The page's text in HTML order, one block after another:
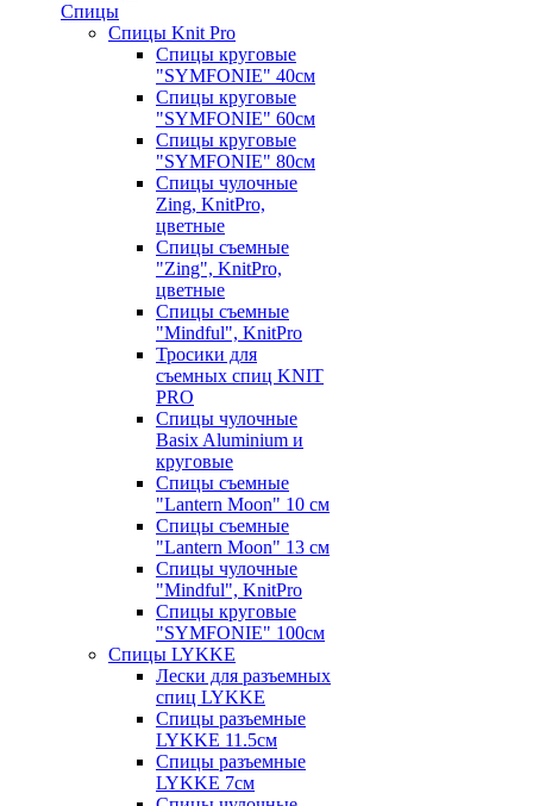
Спицы
Спицы Knit Pro
Спицы круговые
"SYMFONIE" 40см
Спицы круговые
"SYMFONIE" 60см
Спицы круговые
"SYMFONIE" 80см
Спицы чулочные
Zing, KnitPro,
цветные
Спицы съемные
"Zing", KnitPro,
цветные
Спицы съемные
"Mindful", KnitPro
Тросики для
съемных спиц KNIT
PRO
Спицы чулочные
Basix Aluminium и
круговые
Спицы съемные
"Lantern Moon" 10 см
Спицы съемные
"Lantern Moon" 13 см
Спицы чулочные
"Mindful", KnitPro
Спицы круговые
"SYMFONIE" 100см
Спицы LYKKE
Лески для разъемных
спиц LYKKE
Спицы разъемные
LYKKE 11.5см
Спицы разъемные
LYKKE 7см